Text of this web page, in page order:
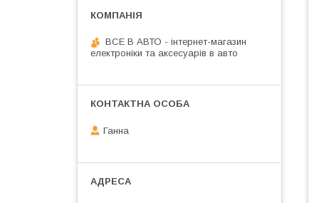
ВСЕ В АВТО - інтернет-магазин
електроніки та аксесуарів в авто
Ганна